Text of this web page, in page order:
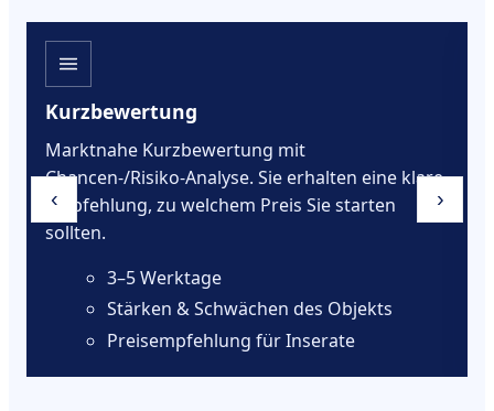
Kurzbewertung
Marktnahe Kurzbewertung mit
Chancen-/Risiko-Analyse. Sie erhalten eine klare
Empfehlung, zu welchem Preis Sie starten
sollten.
3–5 Werktage
Stärken & Schwächen des Objekts
Preisempfehlung für Inserate
‹ ›